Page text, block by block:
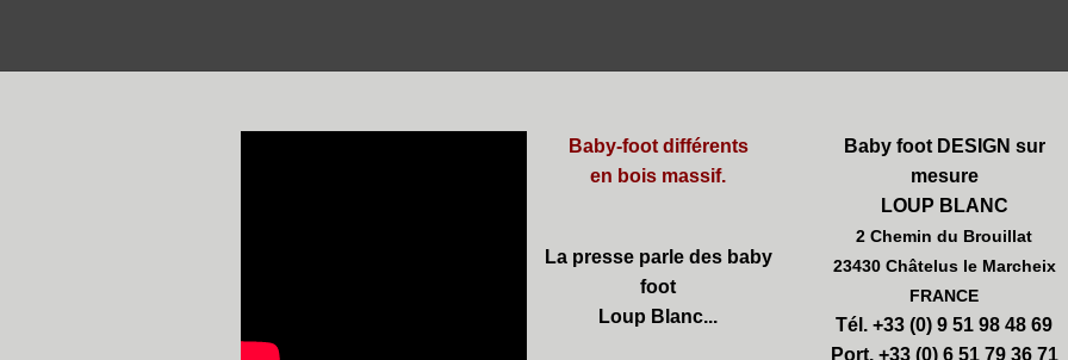
Baby-foot différents
en bois massif.
La presse parle des baby
foot
Loup Blanc...
Baby foot DESIGN sur
mesure
LOUP BLANC
2 Chemin du Brouillat
23430 Châtelus le Marcheix
FRANCE
Tél. +33 (0) 9 51 98 48 69
Port. +33 (0) 6 51 79 36 71